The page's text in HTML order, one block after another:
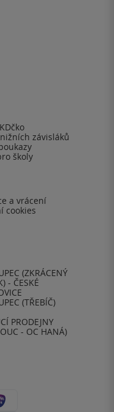
závisláků
školy
a vrácení
cookies
(ZKRÁCENÝ
- ČESKÉ
(TŘEBÍČ)
PRODEJNY
- OC HANÁ)